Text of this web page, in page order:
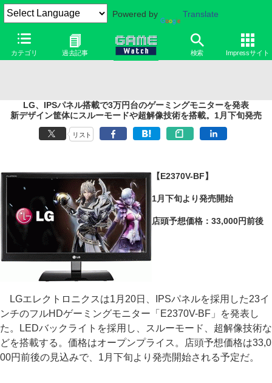
Powered by Translate
カテゴリ 過去記事 検索 Impressサイト
LG、IPSパネル搭載で3万円台のゲーミングモニターを発表
新デザイン筐体にスルーモードや超解像技術を搭載。1月下旬発売
リスト
【E2370V-BF】
1月下旬より発売開始
店頭予想価格：33,000円前後
LGエレクトロニクスは1月20日、IPSパネルを採用した23イ
ンチのフルHDゲーミングモニター「E2370V-BF」を発表し
た。LEDバックライトを採用し、スルーモード、超解像技術な
どを搭載する。価格はオープンプライス。店頭予想価格は33,0
00円前後の見込みで、1月下旬より発売開始される予定だ。